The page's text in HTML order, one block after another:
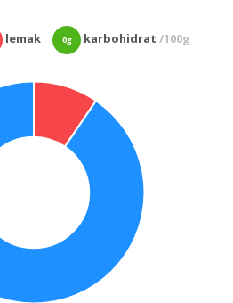
lemak 0g karbohidrat/100g